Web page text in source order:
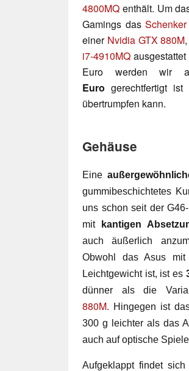
4800MQ enthält. Um
Gamings das
einer Nvidia GTX 880M,
i7-4910MQ
Euro werden wir
Euro gerechtfertigt
übertrumpfen kann.
Gehäuse
Eine au
gummibeschichtetes
uns schon seit der
mit
kantigen
auch äußerlich
Obwohl das Asus
Leichtgewicht ist, ist es
dünner als die
880M. Hingegen ist
300 g leichter als das
auch auf optische
Aufgeklappt findet sich